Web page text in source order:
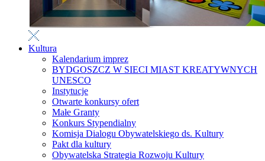
Kultura
Kalendarium imprez
BYDGOSZCZ W SIECI MIAST KREATYWNYCH
UNESCO
Instytucje
Otwarte konkursy ofert
Małe Granty
Konkurs Stypendialny
Komisja Dialogu Obywatelskiego ds. Kultury
Pakt dla kultury
Obywatelska Strategia Rozwoju Kultury